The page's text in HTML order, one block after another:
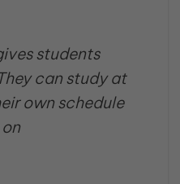
students
can study at
own schedule